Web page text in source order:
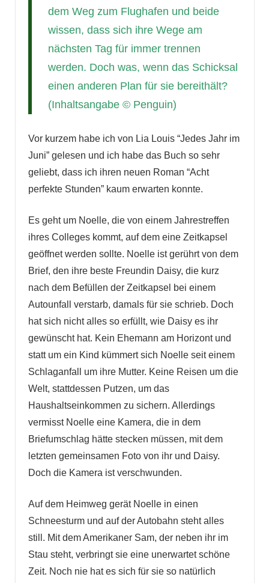
dem Weg zum Flughafen und beide
wissen, dass sich ihre Wege am
nächsten Tag für immer trennen
werden. Doch was, wenn das Schicksal
einen anderen Plan für sie bereithält?
(Inhaltsangabe © Penguin)
Vor kurzem habe ich von Lia Louis “Jedes Jahr im
Juni” gelesen und ich habe das Buch so sehr
geliebt, dass ich ihren neuen Roman “Acht
perfekte Stunden” kaum erwarten konnte.
Es geht um Noelle, die von einem Jahrestreffen
ihres Colleges kommt, auf dem eine Zeitkapsel
geöffnet werden sollte. Noelle ist gerührt von dem
Brief, den ihre beste Freundin Daisy, die kurz
nach dem Befüllen der Zeitkapsel bei einem
Autounfall verstarb, damals für sie schrieb. Doch
hat sich nicht alles so erfüllt, wie Daisy es ihr
gewünscht hat. Kein Ehemann am Horizont und
statt um ein Kind kümmert sich Noelle seit einem
Schlaganfall um ihre Mutter. Keine Reisen um die
Welt, stattdessen Putzen, um das
Haushaltseinkommen zu sichern. Allerdings
vermisst Noelle eine Kamera, die in dem
Briefumschlag hätte stecken müssen, mit dem
letzten gemeinsamen Foto von ihr und Daisy.
Doch die Kamera ist verschwunden.
Auf dem Heimweg gerät Noelle in einen
Schneesturm und auf der Autobahn steht alles
still. Mit dem Amerikaner Sam, der neben ihr im
Stau steht, verbringt sie eine unerwartet schöne
Zeit. Noch nie hat es sich für sie so natürlich